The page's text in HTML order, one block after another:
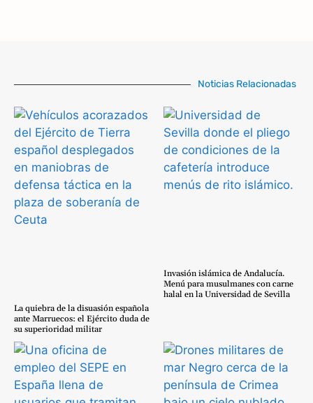
Noticias Relacionadas
La quiebra de la disuasión española
ante Marruecos: el Ejército duda de
su superioridad militar
Invasión islámica de Andalucía.
Menú para musulmanes con carne
halal en la Universidad de Sevilla